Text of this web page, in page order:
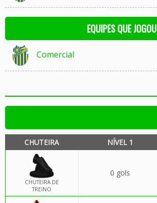
EQUIPES QUE JOGOU
Comercial
CHUTEIRA NÍVEL 1
CHUTEIRA DE
TREINO
0 gols